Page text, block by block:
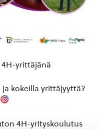
yrittäjänä
kokeilla yrittäjyyttä?
4H-yrityskoulutus